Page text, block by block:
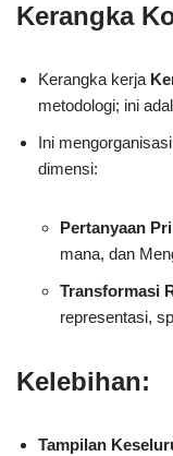
Kerangka
Kerangka kerja
metodologi; ini
Ini
dimensi:
Pertanyaan
mana, dan
Transformasi
representasi,
Kelebihan:
Tampilan